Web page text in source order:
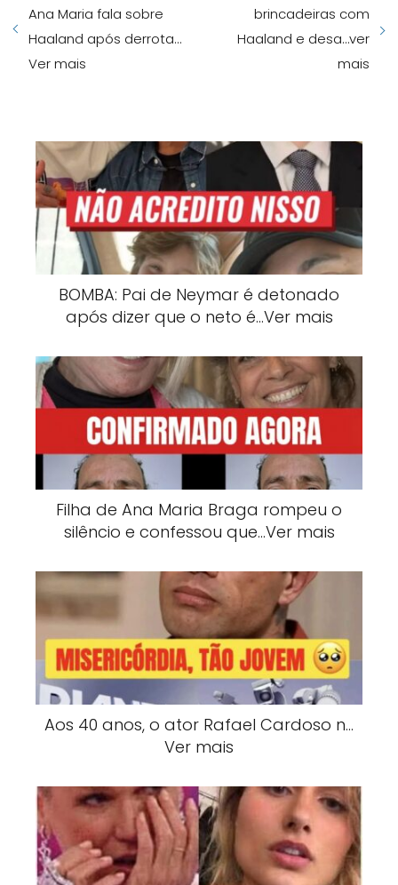
Ana Maria fala sobre
Haaland após derrota…
Ver mais
brincadeiras com
Haaland e desa…ver
mais
BOMBA: Pai de Neymar é detonado
após dizer que o neto é…Ver mais
Filha de Ana Maria Braga rompeu o
silêncio e confessou que…Ver mais
Aos 40 anos, o ator Rafael Cardoso n…
Ver mais